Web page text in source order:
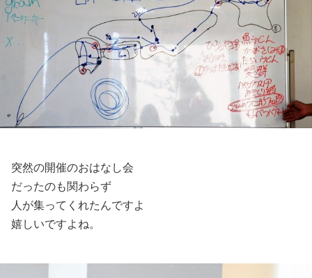
突然の開催のおはなし会
だったのも関わらず
人が集ってくれたんですよ
嬉しいですよね。